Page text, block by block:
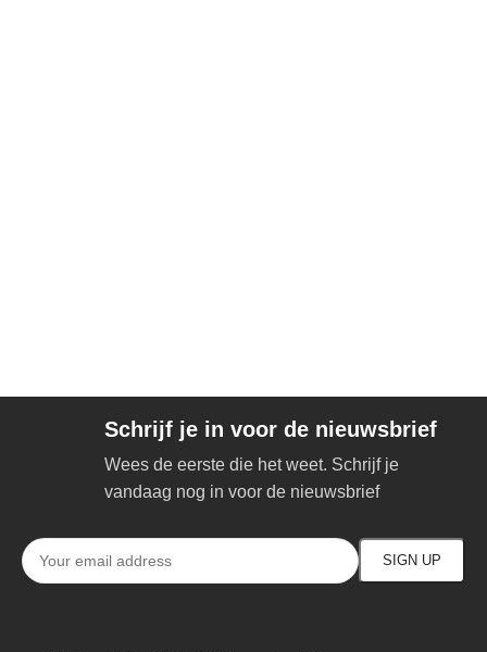
Schrijf je in voor de nieuwsbrief
Wees de eerste die het weet. Schrijf je
vandaag nog in voor de nieuwsbrief